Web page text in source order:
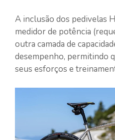
A inclusão dos pedivelas
medidor de potência
outra camada de
desempenho, permitindo
seus esforços e